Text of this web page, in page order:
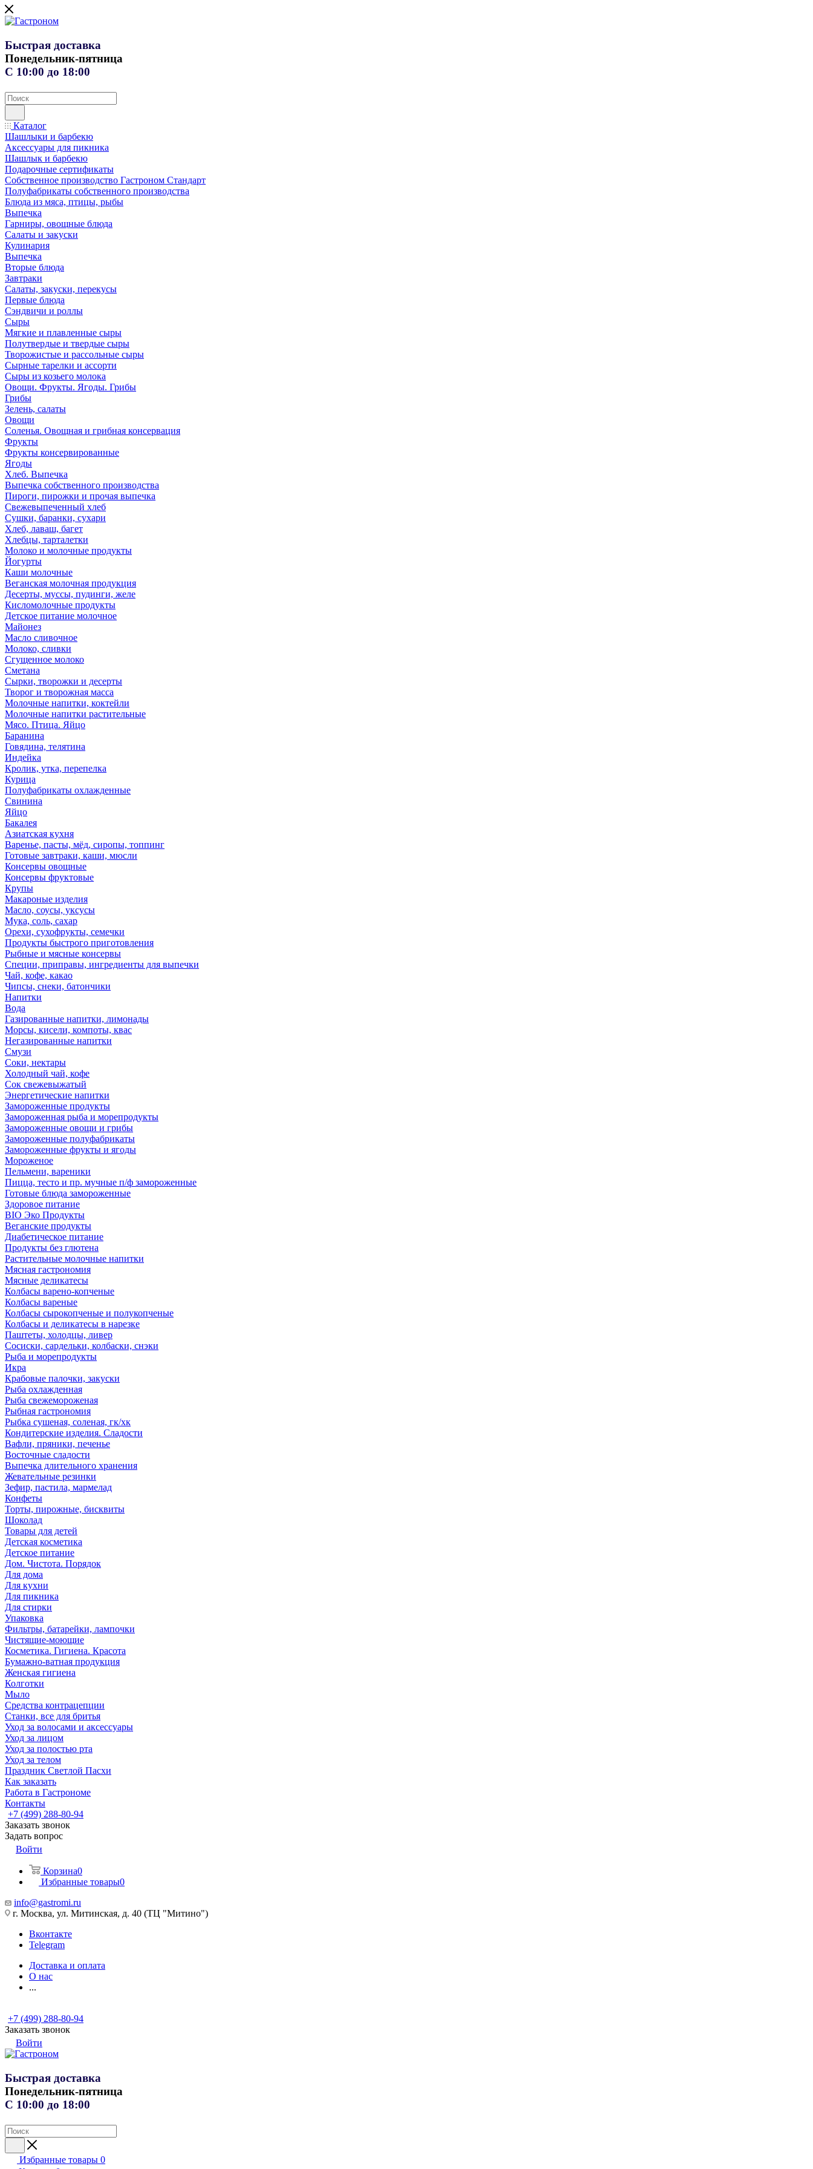
Быстрая доставка
Понедельник-пятница
С 10:00 до 18:00
Каталог
Шашлыки и барбекю
Аксессуары для пикника
Шашлык и барбекю
Подарочные сертификаты
Собственное производство Гастроном Стандарт
Полуфабрикаты собственного производства
Блюда из мяса, птицы, рыбы
Выпечка
Гарниры, овощные блюда
Салаты и закуски
Кулинария
Выпечка
Вторые блюда
Завтраки
Салаты, закуски, перекусы
Первые блюда
Сэндвичи и роллы
Сыры
Мягкие и плавленные сыры
Полутвердые и твердые сыры
Творожистые и рассольные сыры
Сырные тарелки и ассорти
Сыры из козьего молока
Овощи. Фрукты. Ягоды. Грибы
Грибы
Зелень, салаты
Овощи
Соленья. Овощная и грибная консервация
Фрукты
Фрукты консервированные
Ягоды
Хлеб. Выпечка
Выпечка собственного производства
Пироги, пирожки и прочая выпечка
Свежевыпеченный хлеб
Сушки, баранки, сухари
Хлеб, лаваш, багет
Хлебцы, тарталетки
Молоко и молочные продукты
Йогурты
Каши молочные
Веганская молочная продукция
Десерты, муссы, пудинги, желе
Кисломолочные продукты
Детское питание молочное
Майонез
Масло сливочное
Молоко, сливки
Сгущенное молоко
Сметана
Сырки, творожки и десерты
Творог и творожная масса
Молочные напитки, коктейли
Молочные напитки растительные
Мясо. Птица. Яйцо
Баранина
Говядина, телятина
Индейка
Кролик, утка, перепелка
Курица
Полуфабрикаты охлажденные
Свинина
Яйцо
Бакалея
Азиатская кухня
Варенье, пасты, мёд, сиропы, топпинг
Готовые завтраки, каши, мюсли
Консервы овощные
Консервы фруктовые
Крупы
Макароные изделия
Масло, соусы, уксусы
Мука, соль, сахар
Орехи, сухофрукты, семечки
Продукты быстрого приготовления
Рыбные и мясные консервы
Специи, приправы, ингредиенты для выпечки
Чай, кофе, какао
Чипсы, снеки, батончики
Напитки
Вода
Газированные напитки, лимонады
Морсы, кисели, компоты, квас
Негазированные напитки
Смузи
Соки, нектары
Холодный чай, кофе
Сок свежевыжатый
Энергетические напитки
Замороженные продукты
Замороженная рыба и морепродукты
Замороженные овощи и грибы
Замороженные полуфабрикаты
Замороженные фрукты и ягоды
Мороженое
Пельмени, вареники
Пицца, тесто и пр. мучные п/ф замороженные
Готовые блюда замороженные
Здоровое питание
BIO Эко Продукты
Веганские продукты
Диабетическое питание
Продукты без глютена
Растительные молочные напитки
Мясная гастрономия
Мясные деликатесы
Колбасы варено-копченые
Колбасы вареные
Колбасы сырокопченые и полукопченые
Колбасы и деликатесы в нарезке
Паштеты, холодцы, ливер
Сосиски, сардельки, колбаски, снэки
Рыба и морепродукты
Икра
Крабовые палочки, закуски
Рыба охлажденная
Рыба свежемороженая
Рыбная гастрономия
Рыбка сушеная, соленая, гк/хк
Кондитерские изделия. Сладости
Вафли, пряники, печенье
Восточные сладости
Выпечка длительного хранения
Жевательные резинки
Зефир, пастила, мармелад
Конфеты
Торты, пирожные, бисквиты
Шоколад
Товары для детей
Детская косметика
Детское питание
Дом. Чистота. Порядок
Для дома
Для кухни
Для пикника
Для стирки
Упаковка
Фильтры, батарейки, лампочки
Чистящие-моющие
Косметика. Гигиена. Красота
Бумажно-ватная продукция
Женская гигиена
Колготки
Мыло
Средства контрацепции
Станки, все для бритья
Уход за волосами и аксессуары
Уход за лицом
Уход за полостью рта
Уход за телом
Праздник Светлой Пасхи
Как заказать
Работа в Гастрономе
Контакты
+7 (499) 288-80-94
Заказать звонок
Задать вопрос
Войти
Корзина0
Избранные товары0
info@gastromi.ru
г. Москва, ул. Митинская, д. 40 (ТЦ "Митино")
Вконтакте
Telegram
Доставка и оплата
О нас
...
+7 (499) 288-80-94
Заказать звонок
Войти
Быстрая доставка
Понедельник-пятница
С 10:00 до 18:00
Избранные товары 0